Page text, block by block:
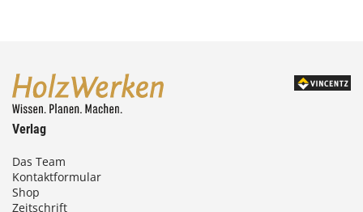
Verlag
Das Team
Kontaktformular
Shop
Zeitschrift